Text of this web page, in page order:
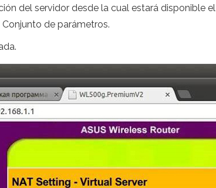
del servidor desde la cual estará disponible
de parámetros.